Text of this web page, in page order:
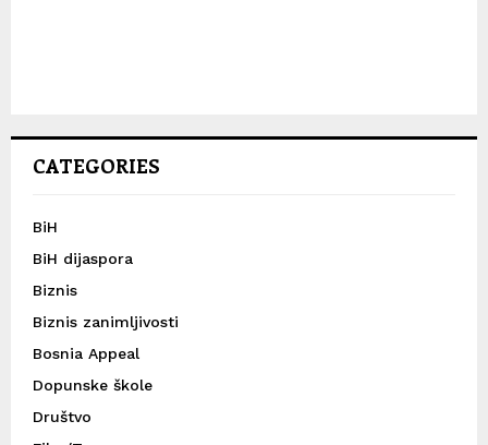
CATEGORIES
BiH
BiH dijaspora
Biznis
Biznis zanimljivosti
Bosnia Appeal
Dopunske škole
Društvo